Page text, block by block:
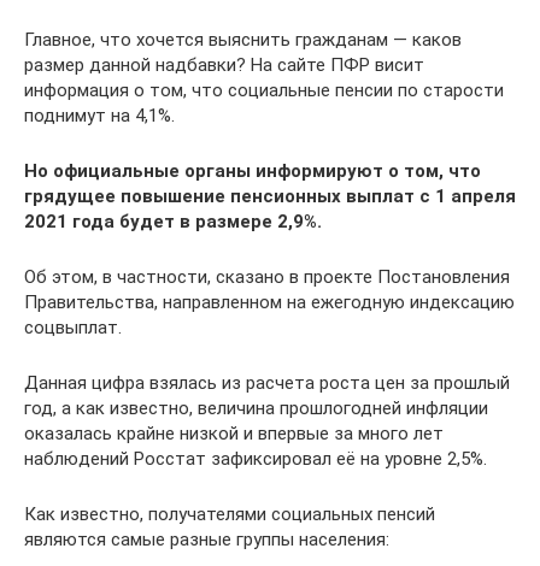
Главное, что хочется выяснить гражданам — каков
размер данной надбавки? На сайте ПФР висит
информация о том, что социальные пенсии по старости
поднимут на 4,1%.
Но официальные органы информируют о том, что
грядущее повышение пенсионных выплат с 1 апреля
2021 года будет в размере 2,9%.
Об этом, в частности, сказано в проекте Постановления
Правительства, направленном на ежегодную индексацию
соцвыплат.
Данная цифра взялась из расчета роста цен за прошлый
год, а как известно, величина прошлогодней инфляции
оказалась крайне низкой и впервые за много лет
наблюдений Росстат зафиксировал её на уровне 2,5%.
Как известно, получателями социальных пенсий
являются самые разные группы населения: